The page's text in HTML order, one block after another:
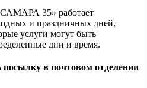
35» работает
и праздничных дней,
услуги могут быть
дни и время.
в почтовом отделении